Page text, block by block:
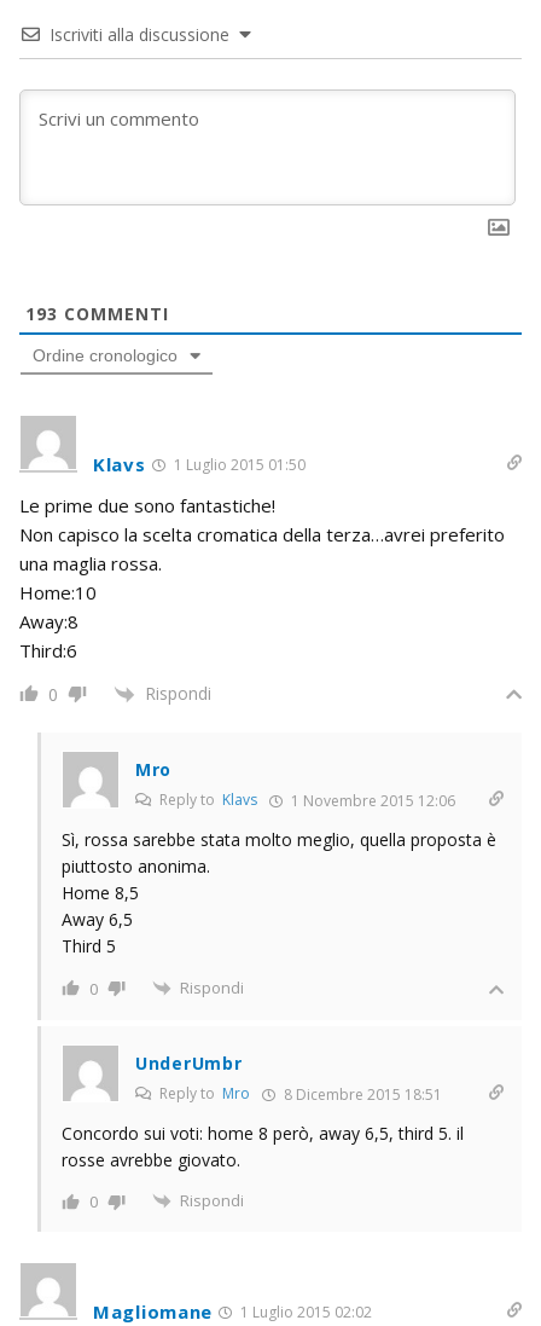
Iscriviti alla discussione
193 COMMENTI
Ordine cronologico
Klavs 1 Luglio 2015 01:50
Le prime due sono fantastiche!
Non capisco la scelta cromatica della terza…avrei preferito
una maglia rossa.
Home:10
Away:8
Third:6
0 Rispondi
Mro
Reply to Klavs 1 Novembre 2015 12:06
Sì, rossa sarebbe stata molto meglio, quella proposta è
piuttosto anonima.
Home 8,5
Away 6,5
Third 5
0 Rispondi
UnderUmbr
Reply to Mro 8 Dicembre 2015 18:51
Concordo sui voti: home 8 però, away 6,5, third 5. il
rosse avrebbe giovato.
0 Rispondi
Magliomane 1 Luglio 2015 02:02